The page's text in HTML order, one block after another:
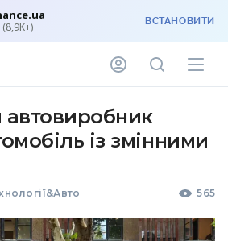
(8,9K+) ВСТАНОВИТИ
автовиробник
із змінними
565